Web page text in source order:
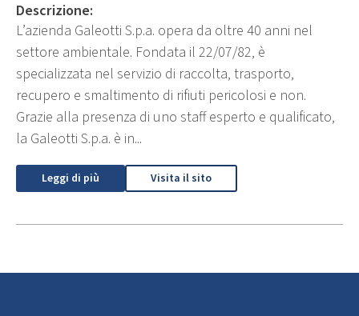
Descrizione:
L’azienda Galeotti S.p.a. opera da oltre 40 anni nel
settore ambientale. Fondata il 22/07/82, è
specializzata nel servizio di raccolta, trasporto,
recupero e smaltimento di rifiuti pericolosi e non.
Grazie alla presenza di uno staff esperto e qualificato,
la Galeotti S.p.a. è in...
Leggi di più Visita il sito